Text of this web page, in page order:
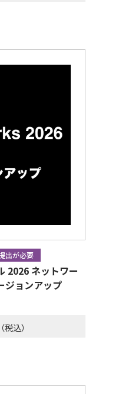
出が必要
2026 ネットワー
ジョンアップ
込）